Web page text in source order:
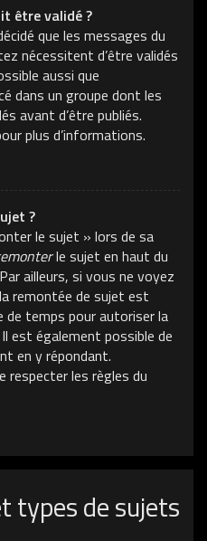
être validé ?
que les messages du
nécessitent d’être validés
aussi que
dans un groupe dont les
avant d’être publiés.
plus d’informations.
?
le sujet » lors de sa
le sujet en haut du
ailleurs, si vous ne voyez
remontée de sujet est
de temps pour autoriser la
est également possible de
en y répondant.
respecter les règles du
types de sujets